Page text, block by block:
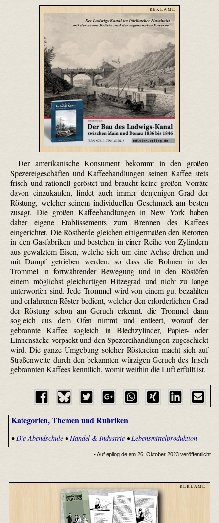
- R E K L A M E -
Der amerikanische Konsument bekommt in den großen
Spezereigeschäften und Kaffeehandlungen seinen Kaffee stets
frisch und rationell geröstet und braucht keine großen Vorräte
davon einzukaufen, findet auch immer denjenigen Grad der
Röstung, welcher seinem individuellen Geschmack am besten
zusagt. Die großen Kaffeehandlungen in New York haben
daher eigene Etablissements zum Brennen des Kaffees
eingerichtet. Die Röstherde gleichen einigermaßen den Retorten
in den Gasfabriken und bestehen in einer Reihe von Zylindern
aus gewalztem Eisen, welche sich um eine Achse drehen und
mit Dampf getrieben werden, so dass die Bohnen in der
Trommel in fortwährender Bewegung und in den Röstöfen
einem möglichst gleichartigen Hitzegrad und nicht zu lange
unterworfen sind. Jede Trommel wird von einem gut bezahlten
und erfahrenen Röster bedient, welcher den erforderlichen Grad
der Röstung schon am Geruch erkennt, die Trommel dann
sogleich aus dem Ofen nimmt und entleert, worauf der
gebrannte Kaffee sogleich in Blechzylinder, Papier- oder
Linnensäcke verpackt und den Spezereihandlungen zugeschickt
wird. Die ganze Umgebung solcher Röstereien macht sich auf
Straßenweite durch den bekannten würzigen Geruch des frisch
gebrannten Kaffees kenntlich, womit weithin die Luft erfüllt ist.
Kategorien, Themen und Rubriken
• Die Abendschule• Handel & Industrie• Lebensmittelproduktion
• Auf epilog.de am 26. Oktober 2023 veröffentlicht
- R E K L A M E -